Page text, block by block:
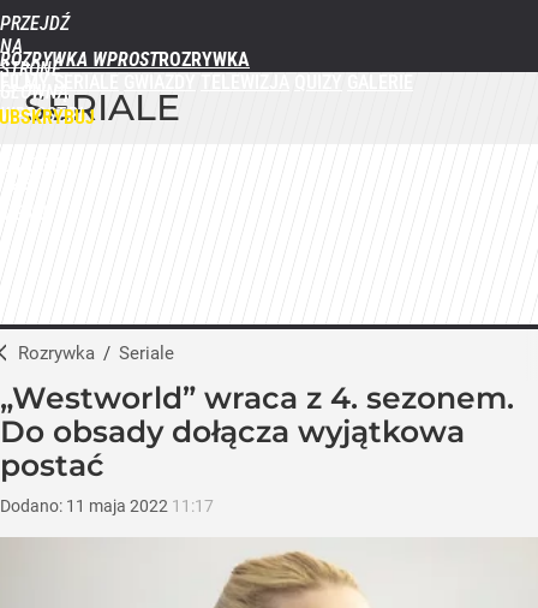
PRZEJDŹ
NA
STRONĘ
GŁÓWNĄ
WPROST.PL
ROZRYWKA WPROST
SERIALE
Rozrywka / Seriale
„Westworld” wraca z 4. sezonem.
Do obsady dołącza wyjątkowa
postać
Dodano: 11 maja 2022 11:17